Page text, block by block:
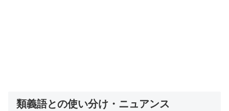
類義語との使い分け・ニュアンス